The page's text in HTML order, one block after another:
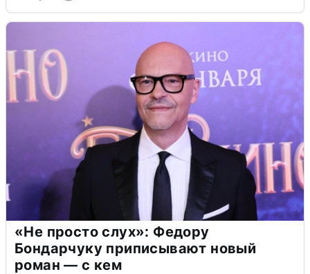
«Не просто слух»: Федору
Бондарчуку приписывают новый
роман — с кем